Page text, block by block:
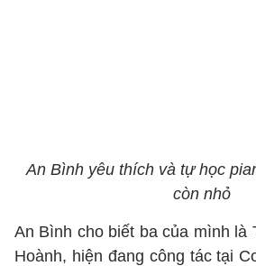
An Bình yêu thích và tự học
còn nhỏ
An Bình cho biết ba của mình là
Hoành, hiện đang công tác tại